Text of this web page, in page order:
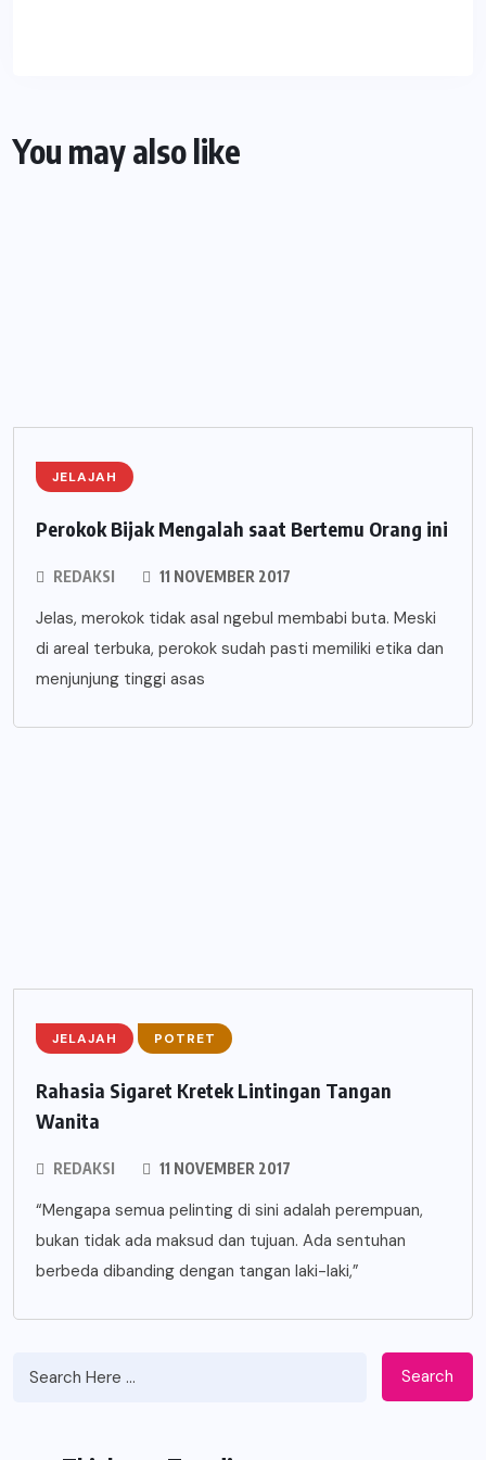
You may also like
JELAJAH
Perokok Bijak Mengalah saat Bertemu Orang ini
REDAKSI 11 NOVEMBER 2017
Jelas, merokok tidak asal ngebul membabi buta. Meski
di areal terbuka, perokok sudah pasti memiliki etika dan
menjunjung tinggi asas
JELAJAH POTRET
Rahasia Sigaret Kretek Lintingan Tangan
Wanita
REDAKSI 11 NOVEMBER 2017
“Mengapa semua pelinting di sini adalah perempuan,
bukan tidak ada maksud dan tujuan. Ada sentuhan
berbeda dibanding dengan tangan laki-laki,”
Search